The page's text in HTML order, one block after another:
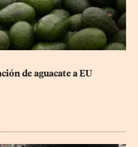
de aguacate a EU